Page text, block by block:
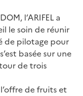
l’ARIFEL a
le soin de réunir
de pilotage pour
basée sur une
de trois
de fruits et